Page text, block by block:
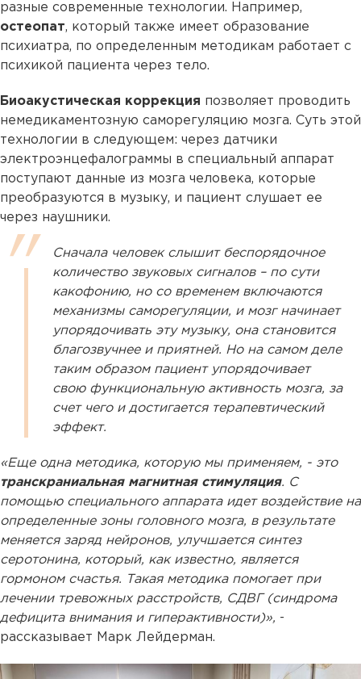
разные современные технологии. Например,
остеопат, который также имеет образование
психиатра, по определенным методикам работает с
психикой пациента через тело.
Биоакустическая коррекция позволяет проводить
немедикаментозную саморегуляцию мозга. Суть этой
технологии в следующем: через датчики
электроэнцефалограммы в специальный аппарат
поступают данные из мозга человека, которые
преобразуются в музыку, и пациент слушает ее
через наушники.
Сначала человек слышит беспорядочное
количество звуковых сигналов – по сути
какофонию, но со временем включаются
механизмы саморегуляции, и мозг начинает
упорядочивать эту музыку, она становится
благозвучнее и приятней. Но на самом деле
таким образом пациент упорядочивает
свою функциональную активность мозга, за
счет чего и достигается терапевтический
эффект.
«Еще одна методика, которую мы применяем, - это
транскраниальная магнитная стимуляция. С
помощью специального аппарата идет воздействие на
определенные зоны головного мозга, в результате
меняется заряд нейронов, улучшается синтез
серотонина, который, как известно, является
гормоном счастья. Такая методика помогает при
лечении тревожных расстройств, СДВГ (синдрома
дефицита внимания и гиперактивности)», -
рассказывает Марк Лейдерман.